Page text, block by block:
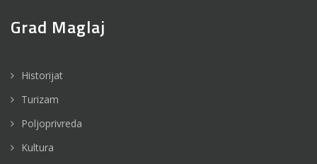
Grad Maglaj
Historijat
Turizam
Poljoprivreda
Kultura